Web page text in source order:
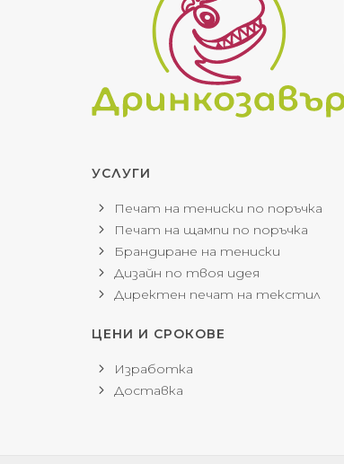
УСЛУГИ
Печат на тениски по поръчка
Печат на щампи по поръчка
Брандиране на тениски
Дизайн по твоя идея
Директен печат на текстил
ЦЕНИ И СРОКОВЕ
Изработка
Доставка